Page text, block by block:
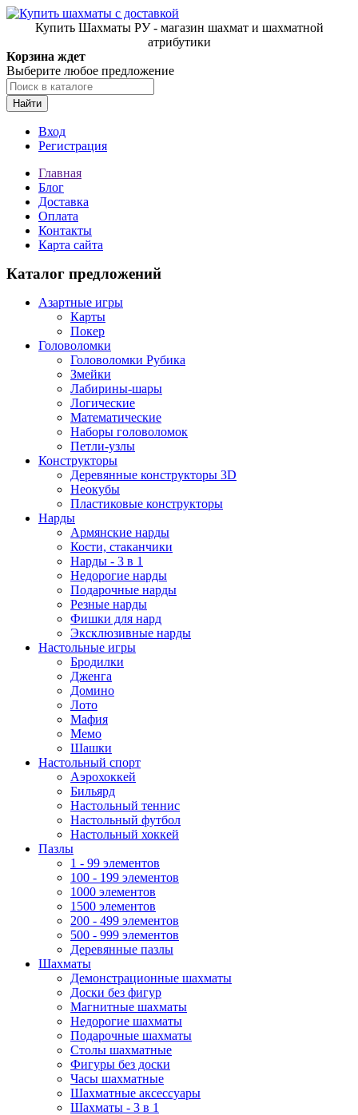
Купить Шахматы РУ - магазин шахмат и шахматной
атрибутики
Корзина ждет
Выберите любое предложение
Найти
Вход
Регистрация
Главная
Блог
Доставка
Оплата
Контакты
Карта сайта
Каталог предложений
Азартные игры
Карты
Покер
Головоломки
Головоломки Рубика
Змейки
Лабирины-шары
Логические
Математические
Наборы головоломок
Петли-узлы
Конструкторы
Деревянные конструкторы 3D
Неокубы
Пластиковые конструкторы
Нарды
Армянские нарды
Кости, стаканчики
Нарды - 3 в 1
Недорогие нарды
Подарочные нарды
Резные нарды
Фишки для нард
Эксклюзивные нарды
Настольные игры
Бродилки
Дженга
Домино
Лото
Мафия
Мемо
Шашки
Настольный спорт
Аэрохоккей
Бильярд
Настольный теннис
Настольный футбол
Настольный хоккей
Пазлы
1 - 99 элементов
100 - 199 элементов
1000 элементов
1500 элементов
200 - 499 элементов
500 - 999 элементов
Деревянные пазлы
Шахматы
Демонстрационные шахматы
Доски без фигур
Магнитные шахматы
Недорогие шахматы
Подарочные шахматы
Столы шахматные
Фигуры без доски
Часы шахматные
Шахматные аксессуары
Шахматы - 3 в 1